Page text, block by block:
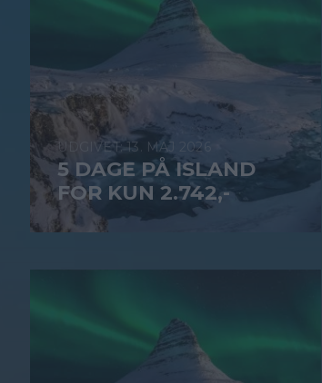
13. MAJ 2026
5 DAGE PÅ ISLAND
FOR KUN 2.742,-